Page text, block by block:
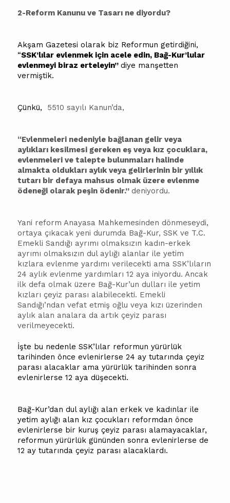
2-Reform Kanunu ve Tasarı ne diyordu?
Akşam Gazetesi olarak biz Reformun getirdiğini,
“SSK’lılar evlenmek için acele edin, Bağ-Kur’lular
evlenmeyi biraz erteleyin”diye manşetten
vermiştik.
Çünkü, 5510 sayılı Kanun’da,
“Evlenmeleri nedeniyle bağlanan gelir veya
aylıkları kesilmesi gereken eş veya kız çocuklara,
evlenmeleri ve talepte bulunmaları halinde
almakta oldukları aylık veya gelirlerinin bir yıllık
tutarı bir defaya mahsus olmak üzere evlenme
ödeneği olarak peşin ödenir.”deniyordu.
Yani reform Anayasa Mahkemesinden dönmeseydi,
ortaya çıkacak yeni durumda Bağ-Kur, SSK ve T.C.
Emekli Sandığı ayrımı olmaksızın kadın-erkek
ayrımı olmaksızın dul aylığı alanlar ile yetim
kızlara evlenme yardımı verilecekti ama SSK’lıların
24 aylık evlenme yardımları 12 aya iniyordu. Ancak
ilk defa olmak üzere Bağ-Kur’un dulları ile yetim
kızları çeyiz parası alabilecekti. Emekli
Sandığı’ndan vefat etmiş oğlu veya kızı üzerinden
aylık alan analara da artık çeyiz parası
verilmeyecekti.
İşte bu nedenle SSK’lılar reformun yürürlük
tarihinden önce evlenirlerse 24 ay tutarında çeyiz
parası alacaklar ama yürürlük tarihinden sonra
evlenirlerse 12 aya düşecekti.
Bağ-Kur’dan dul aylığı alan erkek ve kadınlar ile
yetim aylığı alan kız çocukları reformdan önce
evlenirlerse bir kuruş çeyiz parası alamayacaklar,
reformun yürürlük gününden sonra evlenirlerse de
12 ay tutarında çeyiz parası alacaklardı.